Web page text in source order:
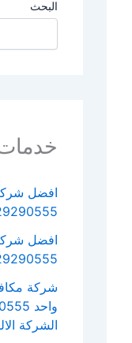
البحث
افضل
01029290555
افضل
01029290555
شركة
الشركة